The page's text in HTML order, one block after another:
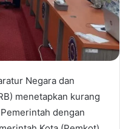
Negara dan
menetapkan kurang
dengan